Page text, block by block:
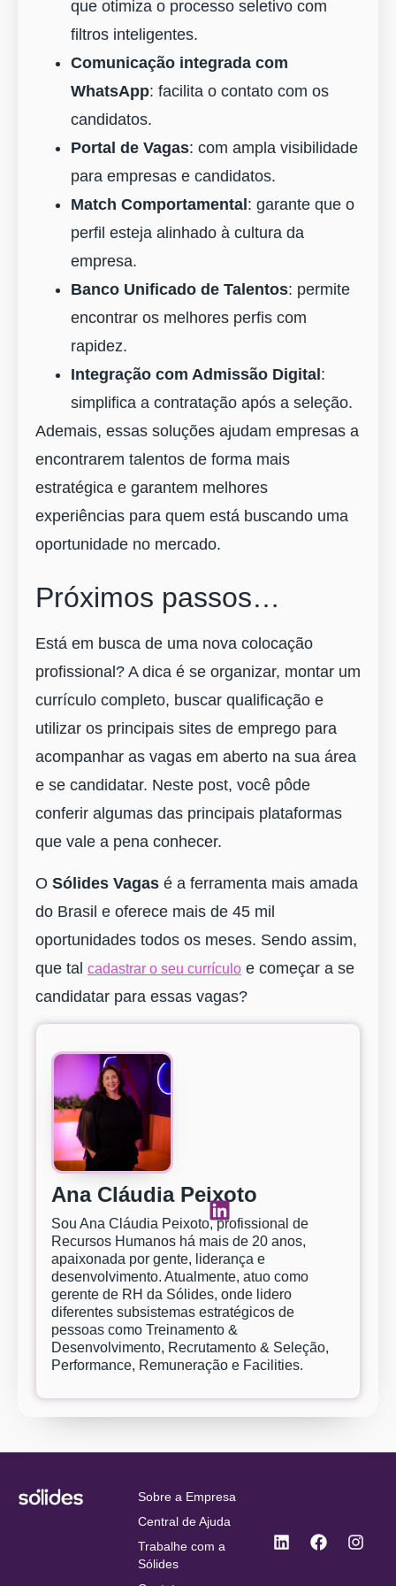
que otimiza o processo seletivo com
filtros inteligentes.
Comunicação integrada com
WhatsApp: facilita o contato com os
candidatos.
Portal de Vagas: com ampla visibilidade
para empresas e candidatos.
Match Comportamental : garante que o
perfil esteja alinhado à cultura da
empresa.
Banco Unificado de Talentos: permite
encontrar os melhores perfis com
rapidez.
Integração com Admissão Digital :
simplifica a contratação após a seleção.
Ademais, essas soluções ajudam empresas a
encontrarem talentos de forma mais
estratégica e garantem melhores
experiências para quem está buscando uma
oportunidade no mercado.
Próximos passos…
Está em busca de uma nova colocação
profissional? A dica é se organizar, montar um
currículo completo, buscar qualificação e
utilizar os principais sites de emprego para
acompanhar as vagas em aberto na sua área
e se candidatar. Neste post, você pôde
conferir algumas das principais plataformas
que vale a pena conhecer.
O Sólides Vagas é a ferramenta mais amada
do Brasil e oferece mais de 45 mil
oportunidades todos os meses. Sendo assim,
que tal cadastrar o seu currículo e começar a se
candidatar para essas vagas?
Ana Cláudia Peixoto
Sou Ana Cláudia Peixoto, profissional de
Recursos Humanos há mais de 20 anos,
apaixonada por gente, liderança e
desenvolvimento. Atualmente, atuo como
gerente de RH da Sólides, onde lidero
diferentes subsistemas estratégicos de
pessoas como Treinamento &
Desenvolvimento, Recrutamento & Seleção,
Performance, Remuneração e Facilities.
Sobre a Empresa
Central de Ajuda
Trabalhe com a
Sólides